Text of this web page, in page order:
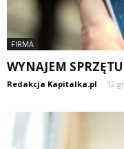
FIRMA
WYNAJEM
Redakcja Kapitalka.pl - 12